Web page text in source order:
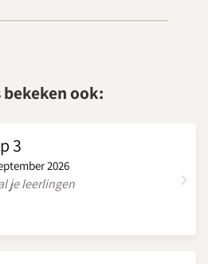
bekeken ook:
3
2026
je leerlingen